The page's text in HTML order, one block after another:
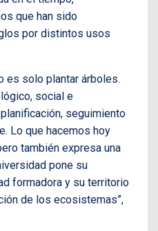
que han sido
por distintos usos
es solo plantar árboles.
social e
seguimiento
Lo que hacemos hoy
también expresa una
pone su
formadora y su territorio
de los ecosistemas”,